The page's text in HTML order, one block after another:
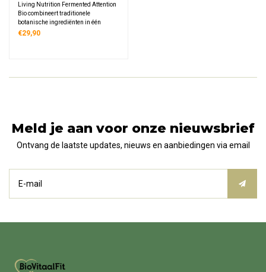
Living Nutrition Fermented Attention
Bio combineert traditionele
botanische ingrediënten in één
gefermenteerd supplement. Bacopa
€29,90
Meld je aan voor onze nieuwsbrief
Ontvang de laatste updates, nieuws en aanbiedingen via email